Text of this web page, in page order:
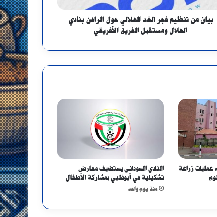
بيان من تنظيم فجر الغد الهلالي حول الراهن بنادي
الهلال ومستقبل الفريق الأفريقي
عمليات زراعة
النادي السوداني يستضيف معارض
تشكيلية في أبوظبي بمشاركة الأطفال
منذ يوم واحد